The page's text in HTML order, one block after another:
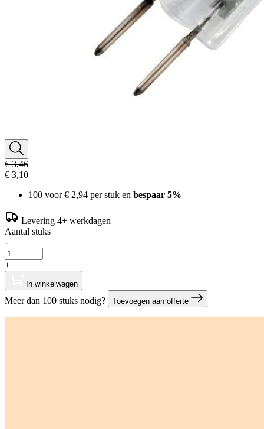
€ 3,46
€ 3,10
100 voor€ 2,94 per stuk en bespaar 5%
Levering 4+ werkdagen
Aantal stuks
-
+
In winkelwagen
Meer dan 100 stuks nodig? Toevoegen aan offerte